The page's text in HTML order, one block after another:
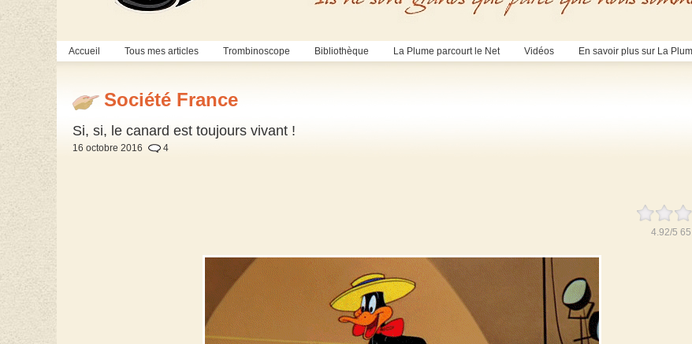
Accueil Tous mes articles Trombinoscope Bibliothèque La Plume parcourt le Net Vidéos En savoir plus sur La
Société France
Si, si, le canard est toujours vivant !
16 octobre 2016 4
4.92/5 65